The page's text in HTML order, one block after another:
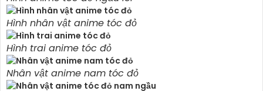
Hình nhân vật anime tóc đỏ
Hình trai anime tóc đỏ
Nhân vật anime nam tóc đỏ